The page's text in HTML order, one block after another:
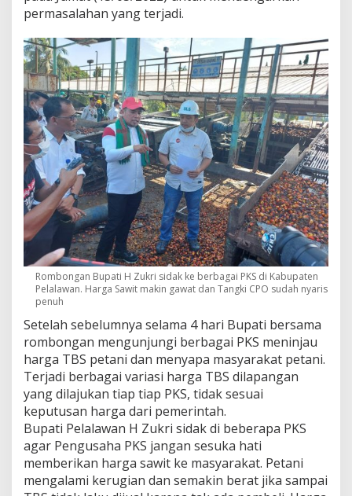
k
E
k
s
p
o
r
t
K
e
p
a
d
a
P
r
e
s
i
n
J
o
k
o
w
i
permasalahan yang terjadi.
Rombongan Bupati H Zukri sidak ke berbagai PKS di Kabupaten
Pelalawan. Harga Sawit makin gawat dan Tangki CPO sudah nyaris
penuh
Setelah sebelumnya selama 4 hari Bupati bersama
rombongan mengunjungi berbagai PKS meninjau
harga TBS petani dan menyapa masyarakat petani.
Terjadi berbagai variasi harga TBS dilapangan
yang dilajukan tiap tiap PKS, tidak sesuai
keputusan harga dari pemerintah.
Bupati Pelalawan H Zukri sidak di beberapa PKS
agar Pengusaha PKS jangan sesuka hati
memberikan harga sawit ke masyarakat. Petani
mengalami kerugian dan semakin berat jika sampai